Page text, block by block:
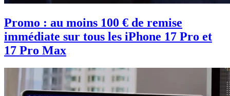
Promo : au moins 100 € de remise
immédiate sur tous les iPhone 17 Pro et
17 Pro Max